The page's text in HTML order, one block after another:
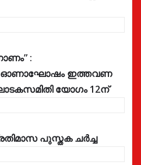
:
ഓണാഘോഷം ഇത്തവണ
യോഗം 12ന്
പുസ്തക ചർച്ച